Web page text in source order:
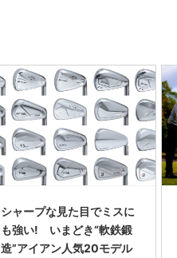
シャープな見た目でミスに
も強い! いまどき“軟鉄鍛
造”アイアン人気20モデル